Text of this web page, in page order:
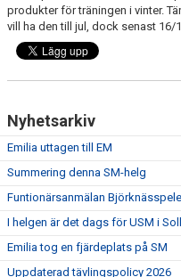
produkter för träningen i vinter.
vill ha den till jul, dock senast 16/
Nyhetsarkiv
Emilia uttagen till EM
Summering denna SM-helg
Funtionärsanmälan
I helgen är det dags för USM i
Emilia tog en fjärdeplats på SM
Uppdaterad tävlingspolicy 2026